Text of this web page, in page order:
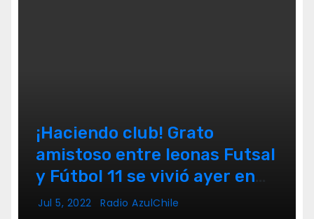
¡Haciendo club! Grato
amistoso entre leonas Futsal
y Fútbol 11 se vivió ayer en
La Florida
Jul 5, 2022 Radio AzulChile